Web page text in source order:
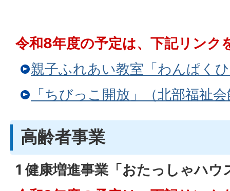
令和8年度の予定は、下記リンク
親子ふれあい教室「わんぱく
「ちびっこ開放」（北部福祉
高齢者事業
1 健康増進事業「おたっしゃハウ